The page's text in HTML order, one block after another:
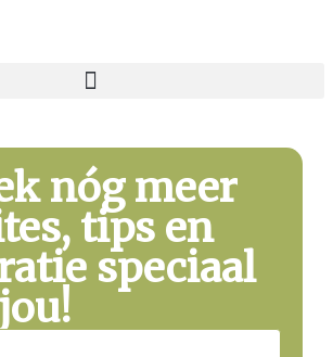
nóg meer
tips en
speciaal